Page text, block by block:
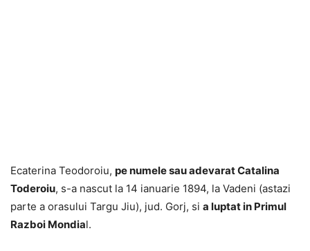
Ecaterina Teodoroiu, pe numele sau adevarat Catalina
Toderoiu, s-a nascut la 14 ianuarie 1894, la Vadeni (astazi
parte a orasului Targu Jiu), jud. Gorj, si a luptat in Primul
Razboi Mondial.